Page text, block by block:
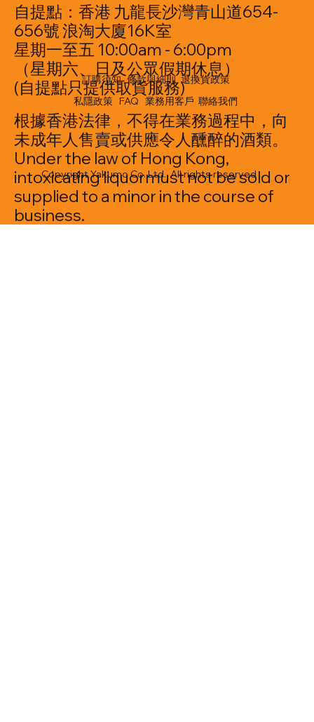
自提點：香港 九龍長沙灣青山道654-
656號 浪淘大廈16K室
星期一至五 10:00am - 6:00pm
（星期六、日及公眾假期休息）
(自提點只提供取貨服務)
訂購須知 條款與細則 退換貨政策
私隱政策 FAQ 業務用客戶 聯絡我們
根據香港法律，不得在業務過程中，向
未成年人售賣或供應令人醺醉的酒類。
Under the law of Hong Kong,
intoxicating liquormust not be sold or
supplied to a minor in the course of
business.
Copyright Yakumo Co. Ltd. All rights reserved